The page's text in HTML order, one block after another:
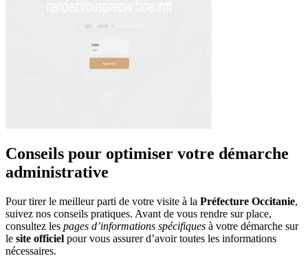
Conseils pour optimiser votre démarche
administrative
Pour tirer le meilleur parti de votre visite à la Préfecture Occitanie,
suivez nos conseils pratiques. Avant de vous rendre sur place,
consultez les pages d’informations spécifiques à votre démarche sur
le site officiel pour vous assurer d’avoir toutes les informations
nécessaires.